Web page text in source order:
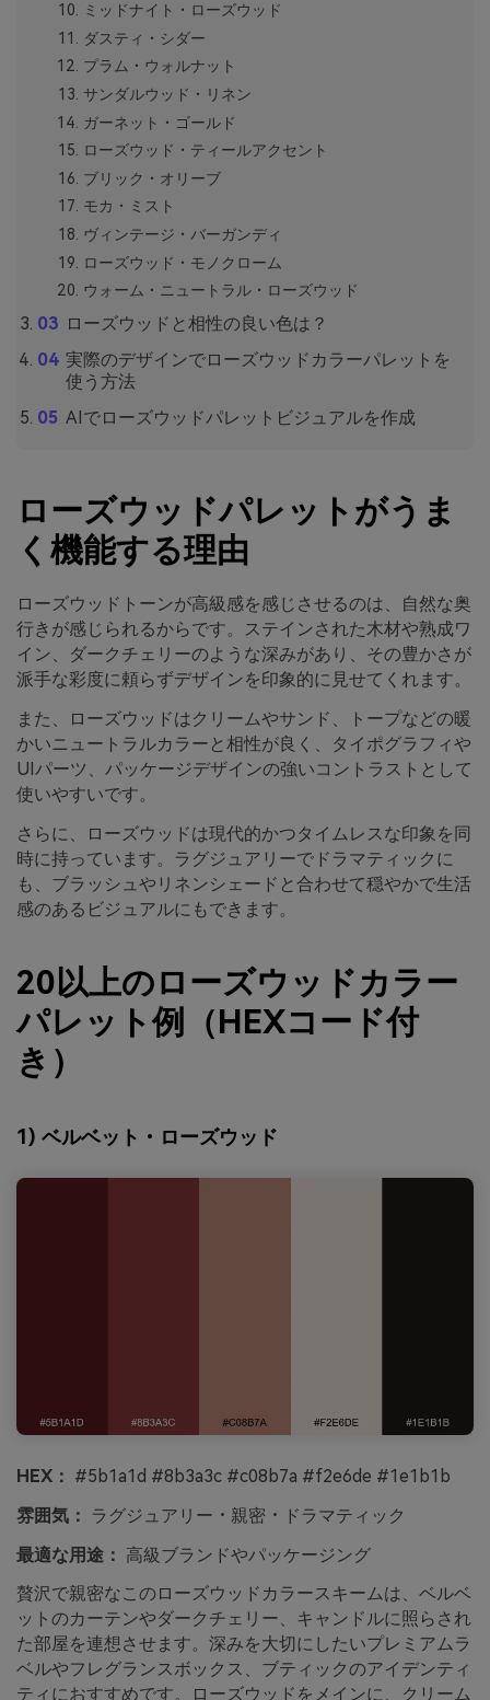
ミッドナイト・ローズウッド
ダスティ・シダー
プラム・ウォルナット
サンダルウッド・リネン
ガーネット・ゴールド
ローズウッド・ティールアクセント
ブリック・オリーブ
モカ・ミスト
ヴィンテージ・バーガンディ
ローズウッド・モノクローム
ウォーム・ニュートラル・ローズウッド
ローズウッドと相性の良い色は？
実際のデザインでローズウッドカラーパレットを
使う方法
AIでローズウッドパレットビジュアルを作成
ローズウッドパレットがうま
く機能する理由
ローズウッドトーンが高級感を感じさせるのは、自然な奥
行きが感じられるからです。ステインされた木材や熟成ワ
イン、ダークチェリーのような深みがあり、その豊かさが
派手な彩度に頼らずデザインを印象的に見せてくれます。
また、ローズウッドはクリームやサンド、トープなどの暖
かいニュートラルカラーと相性が良く、タイポグラフィや
UIパーツ、パッケージデザインの強いコントラストとして
使いやすいです。
さらに、ローズウッドは現代的かつタイムレスな印象を同
時に持っています。ラグジュアリーでドラマティックに
も、ブラッシュやリネンシェードと合わせて穏やかで生活
感のあるビジュアルにもできます。
20以上のローズウッドカラー
パレット例（HEXコード付
き）
1) ベルベット・ローズウッド
HEX： #5b1a1d #8b3a3c #c08b7a #f2e6de #1e1b1b
雰囲気：
ラグジュアリー・親密・ドラマティック
最適な用途： 高級ブランドやパッケージング
贅沢で親密なこのローズウッドカラースキームは、ベルベ
ットのカーテンやダークチェリー、キャンドルに照らされ
た部屋を連想させます。深みを大切にしたいプレミアムラ
ベルやフレグランスボックス、ブティックのアイデンティ
ティにおすすめです。ローズウッドをメインに、クリーム